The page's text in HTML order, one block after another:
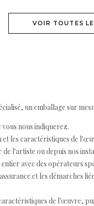
VOIR TOUTES
un emballage sur
nous indiquerez.
et les caractéristiques de
de l'artiste ou depuis nos
avec des opérateurs
et les démarches
de l'œuvre,